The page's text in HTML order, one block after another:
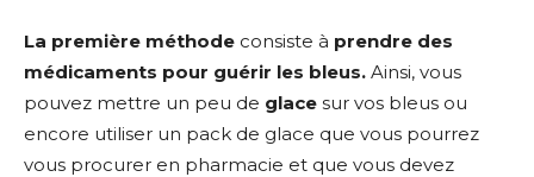
La première méthode consiste à prendre des
médicaments pour guérir les bleus. Ainsi, vous
pouvez mettre un peu de glace sur vos bleus ou
encore utiliser un pack de glace que vous pourrez
vous procurer en pharmacie et que vous devez